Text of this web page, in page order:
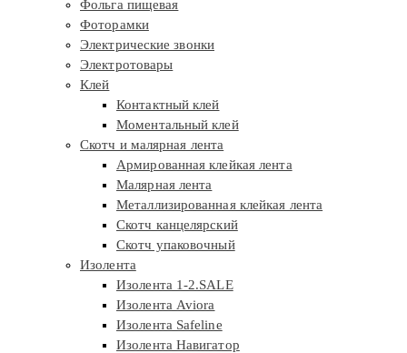
Фольга пищевая
Фоторамки
Электрические звонки
Электротовары
Клей
Контактный клей
Моментальный клей
Скотч и малярная лента
Армированная клейкая лента
Малярная лента
Металлизированная клейкая лента
Скотч канцелярский
Скотч упаковочный
Изолента
Изолента 1-2.SALE
Изолента Aviora
Изолента Safeline
Изолента Навигатор